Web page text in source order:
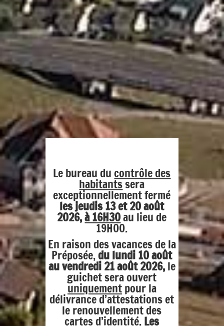
Le bureau ducontrôle des
habitantssera
exceptionnellement fermé
les jeudis 13 et 20 août
2026,à 16H30au lieu de
19H00.
En raison des vacances de la
Préposée,du lundi 10 août
au vendredi 21 août 2026,le
guichet sera ouvert
uniquementpour la
délivrance d’attestations et
le renouvellement des
cartes d’identité.Les